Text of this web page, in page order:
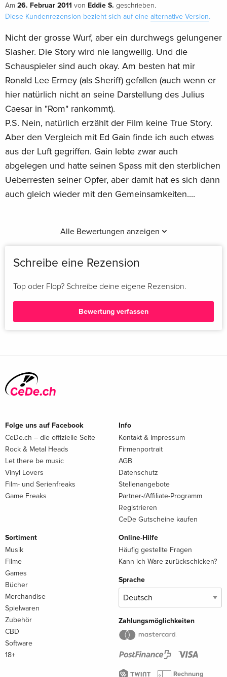
Am 26. Februar 2011 von Eddie S. geschrieben.
Diese Kundenrezension bezieht sich auf eine alternative Version.
Nicht der grosse Wurf, aber ein durchwegs gelungener
Slasher. Die Story wird nie langweilig. Und die
Schauspieler sind auch okay. Am besten hat mir
Ronald Lee Ermey (als Sheriff) gefallen (auch wenn er
hier natürlich nicht an seine Darstellung des Julius
Caesar in "Rom" rankommt).
P.S. Nein, natürlich erzählt der Film keine True Story.
Aber den Vergleich mit Ed Gain finde ich auch etwas
aus der Luft gegriffen. Gain lebte zwar auch
abgelegen und hatte seinen Spass mit den sterblichen
Ueberresten seiner Opfer, aber damit hat es sich dann
auch gleich wieder mit den Gemeinsamkeiten....
Alle Bewertungen anzeigen
Schreibe eine Rezension
Top oder Flop? Schreibe deine eigene Rezension.
Bewertung verfassen
Folge uns auf Facebook
CeDe.ch – die offizielle Seite
Rock & Metal Heads
Let there be music
Vinyl Lovers
Film- und Serienfreaks
Game Freaks
Info
Kontakt & Impressum
Firmenportrait
AGB
Datenschutz
Stellenangebote
Partner-/Affiliate-Programm
Registrieren
CeDe Gutscheine kaufen
Sortiment
Musik
Filme
Games
Bücher
Merchandise
Spielwaren
Zubehör
CBD
Software
18+
Online-Hilfe
Häufig gestellte Fragen
Kann ich Ware zurückschicken?
Sprache
Zahlungsmöglichkeiten